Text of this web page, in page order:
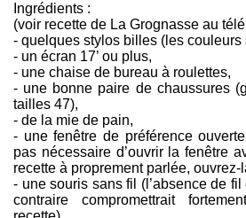
Ingrédients :
(voir recette de La Grognasse au
- quelques stylos billes (les couleurs
- un écran 17’ ou plus,
- une chaise de bureau à roulettes,
- une bonne paire de chaussures
tailles 47),
- de la mie de pain,
- une fenêtre de préférence
pas nécessaire d’ouvrir la fenêtre
recette à proprement parlée,
- une souris sans fil (l’absence de
contraire compromettrait